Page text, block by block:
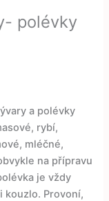
polévky
a polévky
rybí,
mléčné,
na přípravu
je vždy
kouzlo. Provoní,